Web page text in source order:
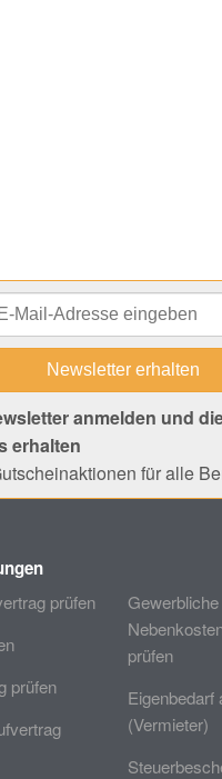
anmelden und
erhalten
für alle
prüfen
prüfen
Gewerbliche
prüfen
Eigenbedarf
(Vermieter)